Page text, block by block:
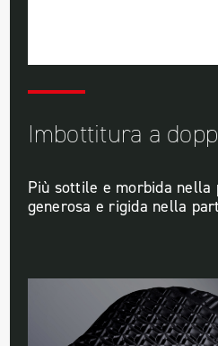
Imbottitura a
Più sottile e morbida nella
generosa e rigida nella